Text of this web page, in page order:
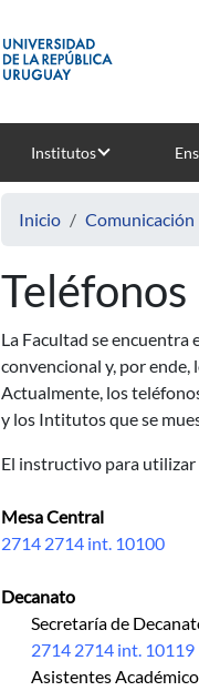
Institutos
Inicio Comunicación
Teléfonos
La Facultad se
convencional y, por ende,
Actualmente, los
y los Intitutos que se
El instructivo para utilizar
Mesa Central
2714 2714 int. 10100
Decanato
Secretaría de
2714 2714 int. 10119
Asistentes